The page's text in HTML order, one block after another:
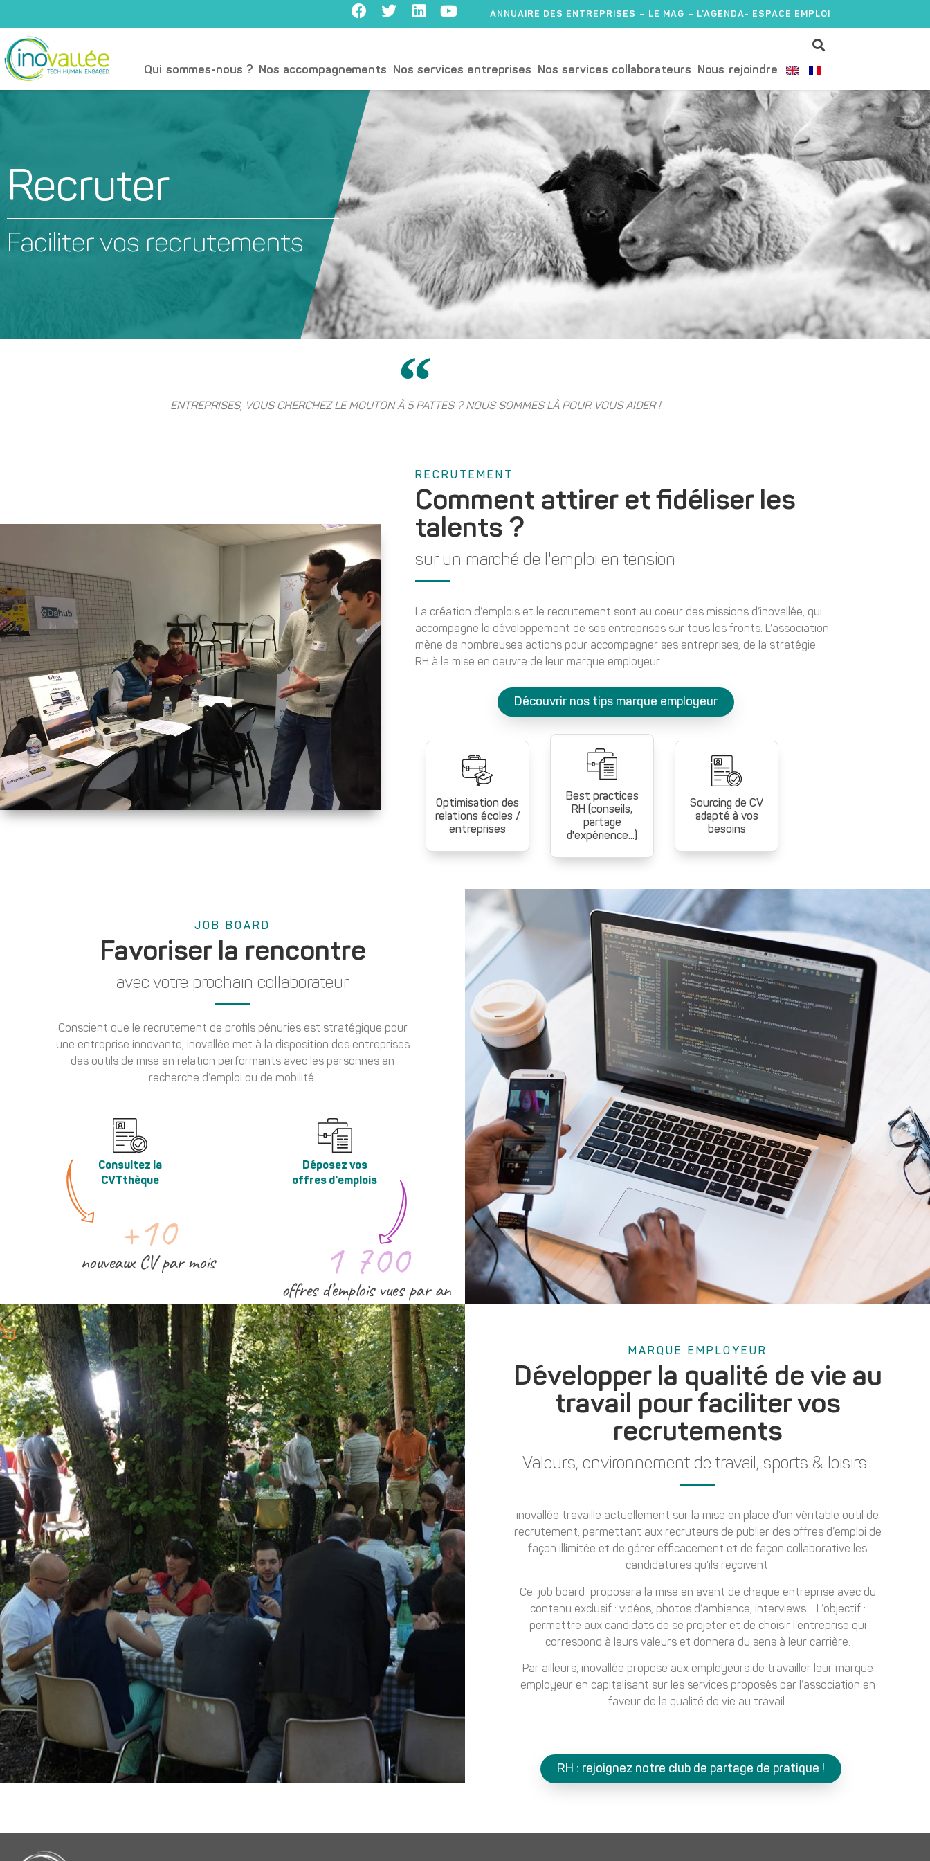
ANNUAIRE DES ENTREPRISES LE MAG L'AGENDA- ESPACE EMPLOI
Qui sommes-nous ? Nos accompagnements Nos services entreprises Nos services collaborateurs Nous rejoindre
Recruter
Faciliter vos recrutements
ENTREPRISES, VOUS CHERCHEZ LE MOUTON À 5 PATTES ? NOUS SOMMES LÀ POUR VOUS AIDER !
RECRUTEMENT
Comment attirer et fidéliser les
talents ?
sur un marché de l'emploi en tension
La création d’emplois et le recrutement sont au coeur des missions d’inovallée, qui
accompagne le développement de ses entreprises sur tous les fronts. L’association
mène de nombreuses actions pour accompagner ses entreprises, de la stratégie
RH à la mise en oeuvre de leur marque employeur.
Découvrir nos tips marque employeur
Optimisation des
relations écoles /
entreprises
Best practices
RH (conseils,
partage
d'expérience...)
Sourcing de CV
adapté à vos
besoins
JOB BOARD
Favoriser la rencontre
avec votre prochain collaborateur
Conscient que le recrutement de profils pénuries est stratégique pour
une entreprise innovante, inovallée met à la disposition des entreprises
des outils de mise en relation performants avec les personnes en
recherche d’emploi ou de mobilité.
Consultez la
CVTthèque
nouveaux CV par mois
+10
Déposez vos
offres d'emplois
offres d’emplois vues par an
1 700
MARQUE EMPLOYEUR
Développer la qualité de vie au
travail pour faciliter vos
recrutements
Valeurs, environnement de travail, sports & loisirs...
inovallée travaille actuellement sur la mise en place d’un véritable outil de
recrutement, permettant aux recruteurs de publier des offres d’emploi de
façon illimitée et de gérer efficacement et de façon collaborative les
candidatures qu’ils reçoivent.
Ce job board proposera la mise en avant de chaque entreprise avec du
contenu exclusif : vidéos, photos d’ambiance, interviews… L’objectif :
permettre aux candidats de se projeter et de choisir l’entreprise qui
correspond à leurs valeurs et donnera du sens à leur carrière.
Par ailleurs, inovallée propose aux employeurs de travailler leur marque
employeur en capitalisant sur les services proposés par l’association en
faveur de la qualité de vie au travail.
RH : rejoignez notre club de partage de pratique !